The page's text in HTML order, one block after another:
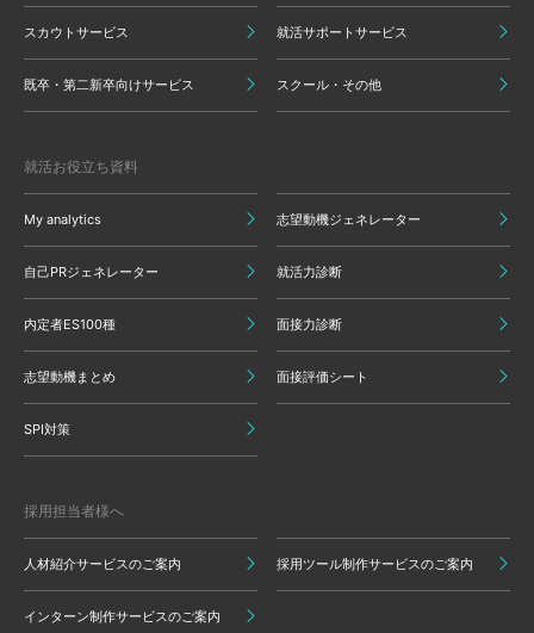
スカウトサービス 就活サポートサービス
既卒・第二新卒向けサービス スクール・その他
就活お役立ち資料
My analytics 志望動機ジェネレーター
自己PRジェネレーター 就活力診断
内定者ES100種 面接力診断
志望動機まとめ 面接評価シート
SPI対策
採用担当者様へ
人材紹介サービスのご案内 採用ツール制作サービスのご案内
インターン制作サービスのご案内